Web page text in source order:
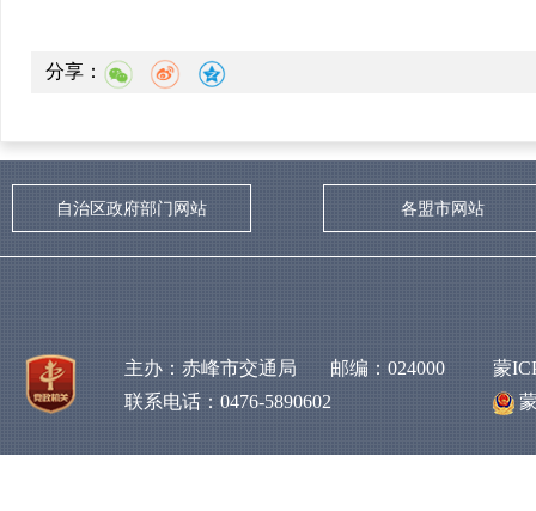
分享：
自治区政府部门网站 各盟市网站
主办：赤峰市交通局 邮编：024000
联系电话：0476-5890602
蒙